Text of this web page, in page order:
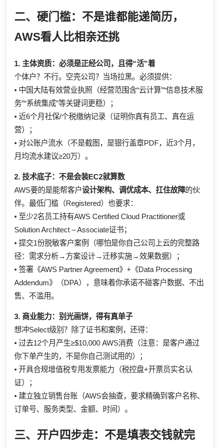
二、硬门槛：不是谁都能递简历，
AWS看人比相亲还挑
1. 主体资质：必须是正经公司，且得“活”着
个体户？不行。空壳公司？当场拉黑。必须提供：
• 中国大陆有效营业执照（经营范围含“云计算”“信息技术服
务”“系统集成”等关键词更稳）；
• 近6个月社保/个税缴纳记录（证明你真有员工、真在运
营）；
• 对公账户流水（不是截图，是银行盖章PDF，近3个月，
月均流水建议≥20万）。
2. 技术底子：不是会装EC2就算数
AWS要的是能帮客户设计架构、调优成本、扛住故障的伙
伴。最低门槛（Registered）也要求：
• 至少2名员工持有AWS Certified Cloud Practitioner或
Solution Architect – Associate证书；
• 提交1份脱敏客户案例（哪怕是你自己公司上云的完整路
径：需求分析→方案设计→迁移实施→效果数据）；
• 签署《AWS Partner Agreement》+《Data Processing
Addendum》（DPA），意味着你承诺不碰客户数据、不出
售、不滥用。
3. 商业能力：别光画饼，得有真单子
想冲Select级别？除了证书和案例，还得：
• 过去12个月产生≥$10,000 AWS消费（注意：是客户通过
你下单产生的，不是你自己测试用的）；
• 开具合规增值税专用发票能力（税控盘+开票员实名认
证）；
• 建立独立销售台账（AWS会抽查，要求精确到客户名称、
订单号、服务类型、金额、时间）。
三、开户四步走：不是填表交钱就完